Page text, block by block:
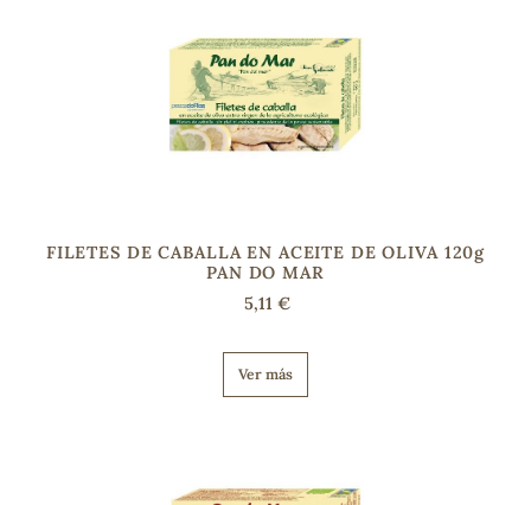
FILETES DE CABALLA EN ACEITE DE OLIVA 120g
PAN DO MAR
5,11 €
Ver más